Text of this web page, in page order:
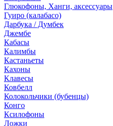
Глюкофоны, Ханги, аксессуары
Гуиро (калабасо)
Дарбука / Думбек
Джембе
Кабасы
Калимбы
Кастаньеты
Кахоны
Клавесы
Ковбелл
Колокольчики (бубенцы)
Конго
Ксилофоны
Ложки